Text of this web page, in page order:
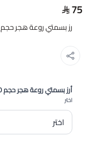
75
رز بسمتي روعة هجر حجم 10 كيلو
أرز بسمتي روعة هجر حجم 10 كيلو
اختر